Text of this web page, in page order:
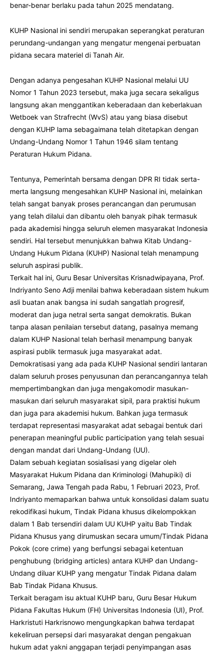
benar-benar berlaku pada tahun 2025 mendatang.
KUHP Nasional ini sendiri merupakan seperangkat peraturan
perundang-undangan yang mengatur mengenai perbuatan
pidana secara materiel di Tanah Air.
Dengan adanya pengesahan KUHP Nasional melalui UU
Nomor 1 Tahun 2023 tersebut, maka juga secara sekaligus
langsung akan menggantikan keberadaan dan keberlakuan
Wetboek van Strafrecht (WvS) atau yang biasa disebut
dengan KUHP lama sebagaimana telah ditetapkan dengan
Undang-Undang Nomor 1 Tahun 1946 silam tentang
Peraturan Hukum Pidana.
Tentunya, Pemerintah bersama dengan DPR RI tidak serta-
merta langsung mengesahkan KUHP Nasional ini, melainkan
telah sangat banyak proses perancangan dan perumusan
yang telah dilalui dan dibantu oleh banyak pihak termasuk
pada akademisi hingga seluruh elemen masyarakat Indonesia
sendiri. Hal tersebut menunjukkan bahwa Kitab Undang-
Undang Hukum Pidana (KUHP) Nasional telah menampung
seluruh aspirasi publik.
Terkait hal ini, Guru Besar Universitas Krisnadwipayana, Prof.
Indriyanto Seno Adji menilai bahwa keberadaan sistem hukum
asli buatan anak bangsa ini sudah sangatlah progresif,
moderat dan juga netral serta sangat demokratis. Bukan
tanpa alasan penilaian tersebut datang, pasalnya memang
dalam KUHP Nasional telah berhasil menampung banyak
aspirasi publik termasuk juga masyarakat adat.
Demokratisasi yang ada pada KUHP Nasional sendiri lantaran
dalam seluruh proses penyusunan dan perancangannya telah
mempertimbangkan dan juga mengakomodir masukan-
masukan dari seluruh masyarakat sipil, para praktisi hukum
dan juga para akademisi hukum. Bahkan juga termasuk
terdapat representasi masyarakat adat sebagai bentuk dari
penerapan meaningful public participation yang telah sesuai
dengan mandat dari Undang-Undang (UU).
Dalam sebuah kegiatan sosialisasi yang digelar oleh
Masyarakat Hukum Pidana dan Kriminologi (Mahupiki) di
Semarang, Jawa Tengah pada Rabu, 1 Februari 2023, Prof.
Indriyanto memaparkan bahwa untuk konsolidasi dalam suatu
rekodifikasi hukum, Tindak Pidana khusus dikelompokkan
dalam 1 Bab tersendiri dalam UU KUHP yaitu Bab Tindak
Pidana Khusus yang dirumuskan secara umum/Tindak Pidana
Pokok (core crime) yang berfungsi sebagai ketentuan
penghubung (bridging articles) antara KUHP dan Undang-
Undang diluar KUHP yang mengatur Tindak Pidana dalam
Bab Tindak Pidana Khusus.
Terkait beragam isu aktual KUHP baru, Guru Besar Hukum
Pidana Fakultas Hukum (FH) Universitas Indonesia (UI), Prof.
Harkristuti Harkrisnowo mengungkapkan bahwa terdapat
kekeliruan persepsi dari masyarakat dengan pengakuan
hukum adat yakni anggapan terjadi penyimpangan asas